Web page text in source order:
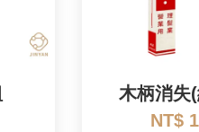
木柄消失
NT$